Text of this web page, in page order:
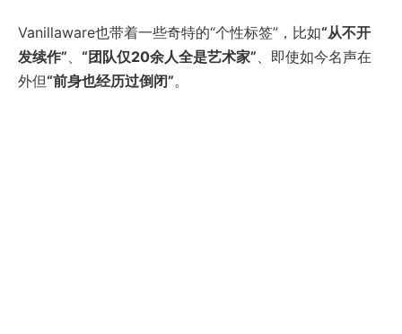
Vanillaware也带着一些奇特的“个性标签”，比如“从不开
发续作”、 “团队仅20余人全是艺术家”、即使如今名声在
外但“前身也经历过倒闭”。